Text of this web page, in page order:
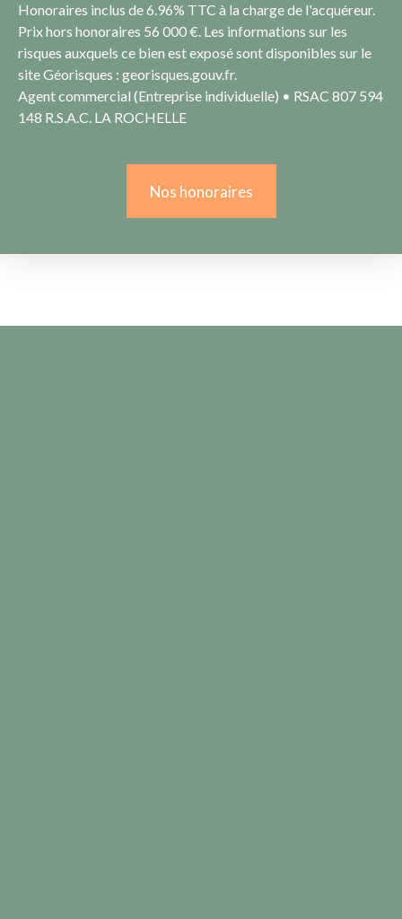
Honoraires inclus de 6.96% TTC à la charge de l'acquéreur.
Prix hors honoraires 56 000 €. Les informations sur les
risques auxquels ce bien est exposé sont disponibles sur le
site Géorisques : georisques.gouv.fr.
Agent commercial (Entreprise individuelle) • RSAC 807 594
148 R.S.A.C. LA ROCHELLE
Nos honoraires